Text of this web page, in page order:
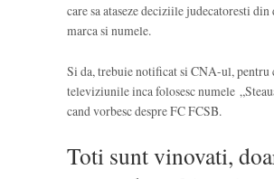
care sa ataseze deciziile judecatoresti din
marca si numele.
Si da, trebuie notificat si CNA-ul, pentru
televiziunile inca folosesc numele
cand vorbesc despre FC FCSB.
Toti sunt vinovati,